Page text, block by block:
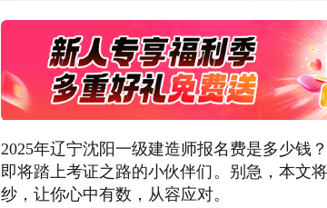
2025年辽宁沈阳一级建造师报名费是多少钱
即将踏上考证之路的小伙伴们。别急，本文
纱，让你心中有数，从容应对。